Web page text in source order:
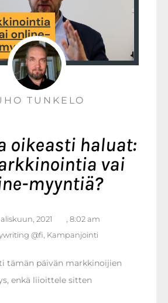
TUNKELO
oikeasti haluat:
vai
myyntiä?
2021
8:02 am
@fi Kampanjointi
tämän päivän markkinoijien
enkä liioittele sitten